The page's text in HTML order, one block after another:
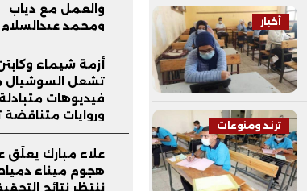
أخبار
ترند ومنوعات
والعمل مع دياب
ومحمد عبدالسلام
شجعني على
أزمة شيماء وكابتن
تشعل السوشيال
فيديوهات متبادلة
وروايات متناقضة
كلمة التحقيقات
علاء مبارك يعلّق
هجوم ميناء
ننتظر نتائج